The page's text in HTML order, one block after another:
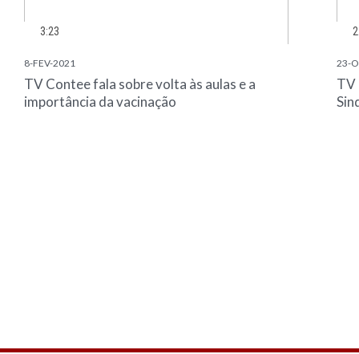
3:23
8-FEV-2021
TV Contee fala sobre volta às aulas e a
importância da vacinação
23-
TV